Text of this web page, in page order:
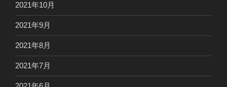
2021年10月
2021年9月
2021年8月
2021年7月